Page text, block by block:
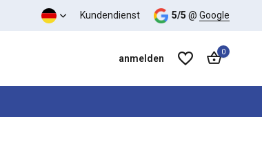
Verhältnis Kundendienst 5/5 @ Google
anmelden
0